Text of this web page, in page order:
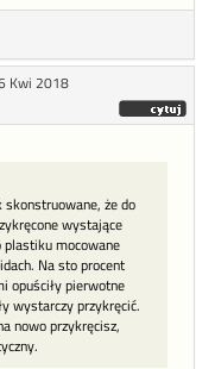
Kwi 2018
że do
wystające
mocowane
Na sto procent
opuściły pierwotne
wystarczy przykręcić.
nowo przykręcisz,